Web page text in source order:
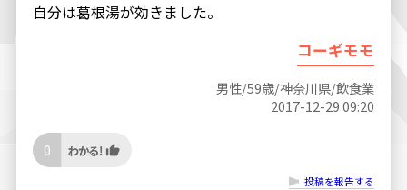
自分は葛根湯が効きました。
コーギモモ
男性/59歳/神奈川県/飲食業
2017-12-29 09:20
0
投稿を報告する